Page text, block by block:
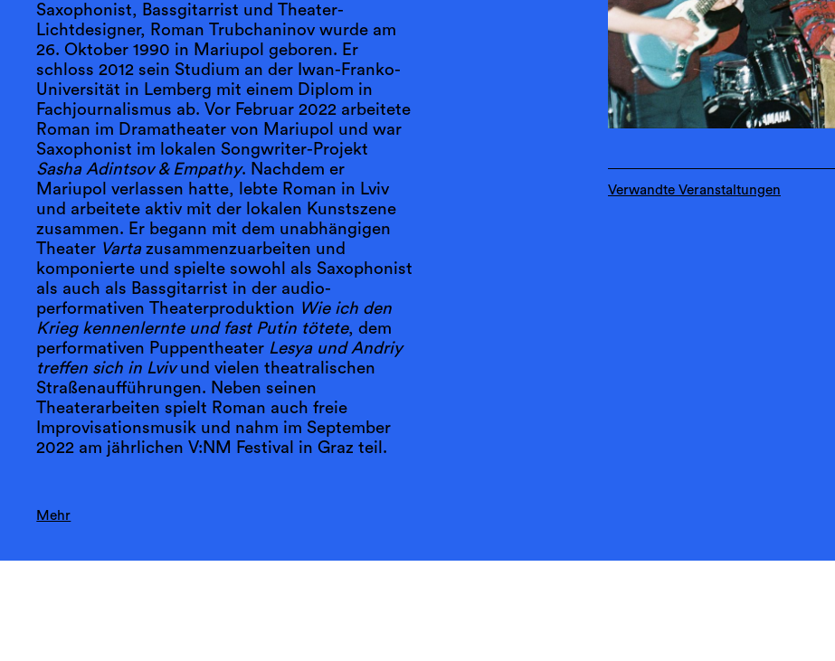
Saxophonist, Bassgitarrist und Theater-
Lichtdesigner, Roman Trubchaninov wurde am
26. Oktober 1990 in Mariupol geboren. Er
schloss 2012 sein Studium an der Iwan-Franko-
Universität in Lemberg mit einem Diplom in
Fachjournalismus ab. Vor Februar 2022 arbeitete
Roman im Dramatheater von Mariupol und war
Saxophonist im lokalen Songwriter-Projekt
Sasha Adintsov & Empathy. Nachdem er
Mariupol verlassen hatte, lebte Roman in Lviv
und arbeitete aktiv mit der lokalen Kunstszene
zusammen. Er begann mit dem unabhängigen
Theater Vartazusammenzuarbeiten und
komponierte und spielte sowohl als Saxophonist
als auch als Bassgitarrist in der audio-
performativen Theaterproduktion Wie ich den
Krieg kennenlernte und fast Putin tötete, dem
performativen Puppentheater Lesya und Andriy
treffen sich in Lvivund vielen theatralischen
Straßenaufführungen. Neben seinen
Theaterarbeiten spielt Roman auch freie
Improvisationsmusik und nahm im September
2022 am jährlichen V:NM Festival in Graz teil.
Mehr
Verwandte Veranstaltungen